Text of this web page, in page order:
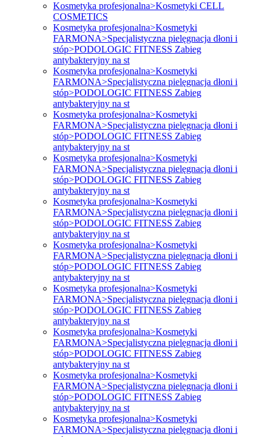
Kosmetyka profesjonalna>Kosmetyki CELL
COSMETICS
Kosmetyka profesjonalna>Kosmetyki
FARMONA>Specjalistyczna pielęgnacja dłoni i
stóp>PODOLOGIC FITNESS Zabieg
antybakteryjny na st
Kosmetyka profesjonalna>Kosmetyki
FARMONA>Specjalistyczna pielęgnacja dłoni i
stóp>PODOLOGIC FITNESS Zabieg
antybakteryjny na st
Kosmetyka profesjonalna>Kosmetyki
FARMONA>Specjalistyczna pielęgnacja dłoni i
stóp>PODOLOGIC FITNESS Zabieg
antybakteryjny na st
Kosmetyka profesjonalna>Kosmetyki
FARMONA>Specjalistyczna pielęgnacja dłoni i
stóp>PODOLOGIC FITNESS Zabieg
antybakteryjny na st
Kosmetyka profesjonalna>Kosmetyki
FARMONA>Specjalistyczna pielęgnacja dłoni i
stóp>PODOLOGIC FITNESS Zabieg
antybakteryjny na st
Kosmetyka profesjonalna>Kosmetyki
FARMONA>Specjalistyczna pielęgnacja dłoni i
stóp>PODOLOGIC FITNESS Zabieg
antybakteryjny na st
Kosmetyka profesjonalna>Kosmetyki
FARMONA>Specjalistyczna pielęgnacja dłoni i
stóp>PODOLOGIC FITNESS Zabieg
antybakteryjny na st
Kosmetyka profesjonalna>Kosmetyki
FARMONA>Specjalistyczna pielęgnacja dłoni i
stóp>PODOLOGIC FITNESS Zabieg
antybakteryjny na st
Kosmetyka profesjonalna>Kosmetyki
FARMONA>Specjalistyczna pielęgnacja dłoni i
stóp>PODOLOGIC FITNESS Zabieg
antybakteryjny na st
Kosmetyka profesjonalna>Kosmetyki
FARMONA>Specjalistyczna pielęgnacja dłoni i